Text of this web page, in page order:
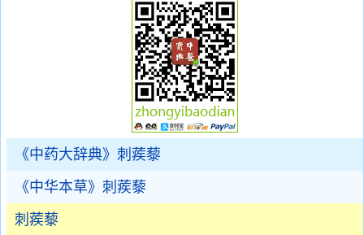
《中药大辞典》刺蒺藜
《中华本草》刺蒺藜
刺蒺藜